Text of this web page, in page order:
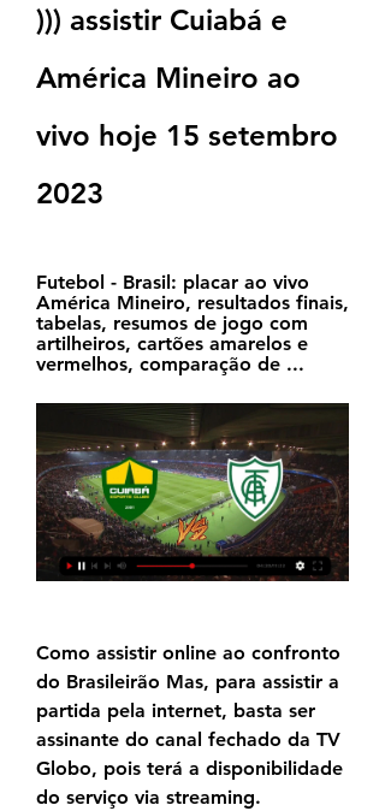
))) assistir Cuiabá e
América Mineiro ao
vivo hoje 15 setembro
2023
Futebol - Brasil: placar ao vivo
América Mineiro, resultados finais,
tabelas, resumos de jogo com
artilheiros, cartões amarelos e
vermelhos, comparação de ...
Como assistir online ao confronto
do Brasileirão Mas, para assistir a
partida pela internet, basta ser
assinante do canal fechado da TV
Globo, pois terá a disponibilidade
do serviço via streaming.